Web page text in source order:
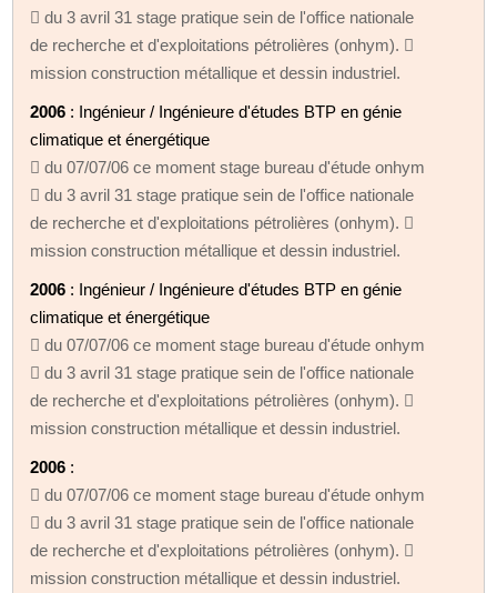
 du 3 avril 31 stage pratique sein de l'office nationale
de recherche et d'exploitations pétrolières (onhym). 
mission construction métallique et dessin industriel.
2006 : Ingénieur / Ingénieure d'études BTP en génie
climatique et énergétique
 du 07/07/06 ce moment stage bureau d'étude onhym
 du 3 avril 31 stage pratique sein de l'office nationale
de recherche et d'exploitations pétrolières (onhym). 
mission construction métallique et dessin industriel.
2006 : Ingénieur / Ingénieure d'études BTP en génie
climatique et énergétique
 du 07/07/06 ce moment stage bureau d'étude onhym
 du 3 avril 31 stage pratique sein de l'office nationale
de recherche et d'exploitations pétrolières (onhym). 
mission construction métallique et dessin industriel.
2006 :
 du 07/07/06 ce moment stage bureau d'étude onhym
 du 3 avril 31 stage pratique sein de l'office nationale
de recherche et d'exploitations pétrolières (onhym). 
mission construction métallique et dessin industriel.